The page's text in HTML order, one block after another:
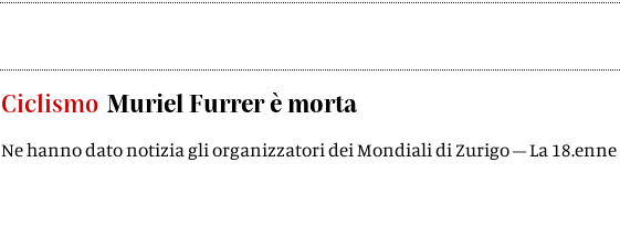
Ciclismo Muriel Furrer è morta
Ne hanno dato notizia gli organizzatori dei Mondiali di Zurigo – La